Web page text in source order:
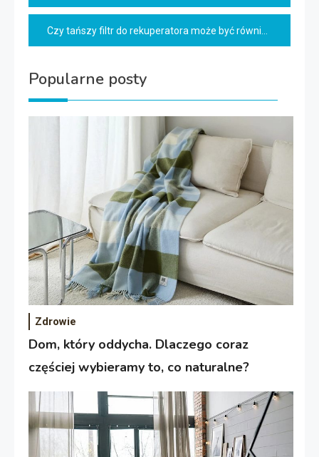
wpisu
Czy tańszy filtr do rekuperatora może być równie skuteczny?
Popularne posty
Zdrowie
Dom, który oddycha. Dlaczego coraz
częściej wybieramy to, co naturalne?